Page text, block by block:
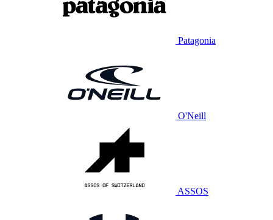
Patagonia
O'Neill
ASSOS